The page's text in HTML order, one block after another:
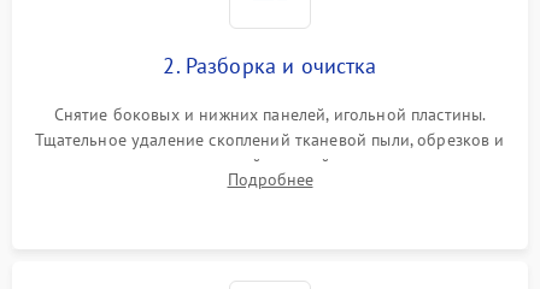
2. Разборка и очистка
Снятие боковых и нижних панелей, игольной пластины.
Тщательное удаление скоплений тканевой пыли, обрезков и
очесов из зоны петлителей и ножей с помощью жестких
кистей, пинцета и потока сжатого воздуха.
Подробнее